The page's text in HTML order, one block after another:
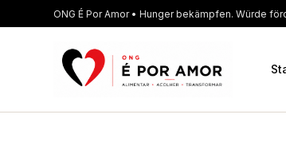
ONG É Por Amor • Hunger bekämpfen. Würde